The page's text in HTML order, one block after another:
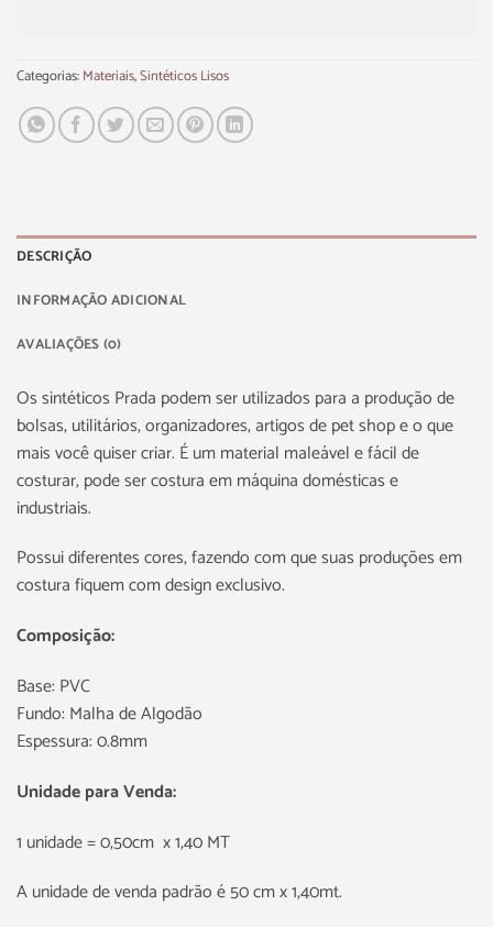
Categorias:Materiais,Sintéticos Lisos
DESCRIÇÃO
INFORMAÇÃO ADICIONAL
AVALIAÇÕES (0)
Os sintéticos Prada podem ser utilizados para a produção de
bolsas, utilitários, organizadores, artigos de pet shop e o que
mais você quiser criar. É um material maleável e fácil de
costurar, pode ser costura em máquina domésticas e
industriais.
Possui diferentes cores, fazendo com que suas produções em
costura fiquem com design exclusivo.
Composição:
Base: PVC
Fundo: Malha de Algodão
Espessura: 0.8mm
Unidade para Venda:
1 unidade = 0,50cm x 1,40 MT
A unidade de venda padrão é 50 cm x 1,40mt.